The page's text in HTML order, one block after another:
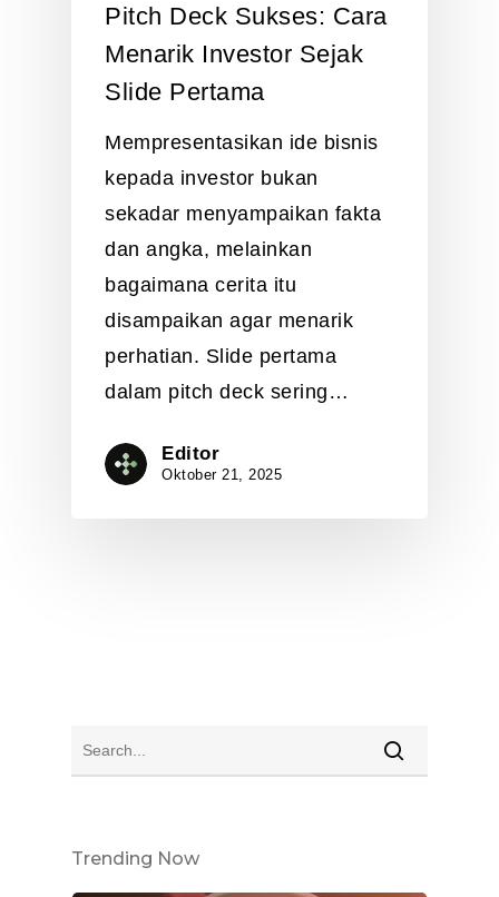
Pitch Deck Sukses: Cara
Menarik Investor Sejak
Slide Pertama
Mempresentasikan ide bisnis
kepada investor bukan
sekadar menyampaikan fakta
dan angka, melainkan
bagaimana cerita itu
disampaikan agar menarik
perhatian. Slide pertama
dalam pitch deck sering…
Editor
Oktober 21, 2025
Trending Now